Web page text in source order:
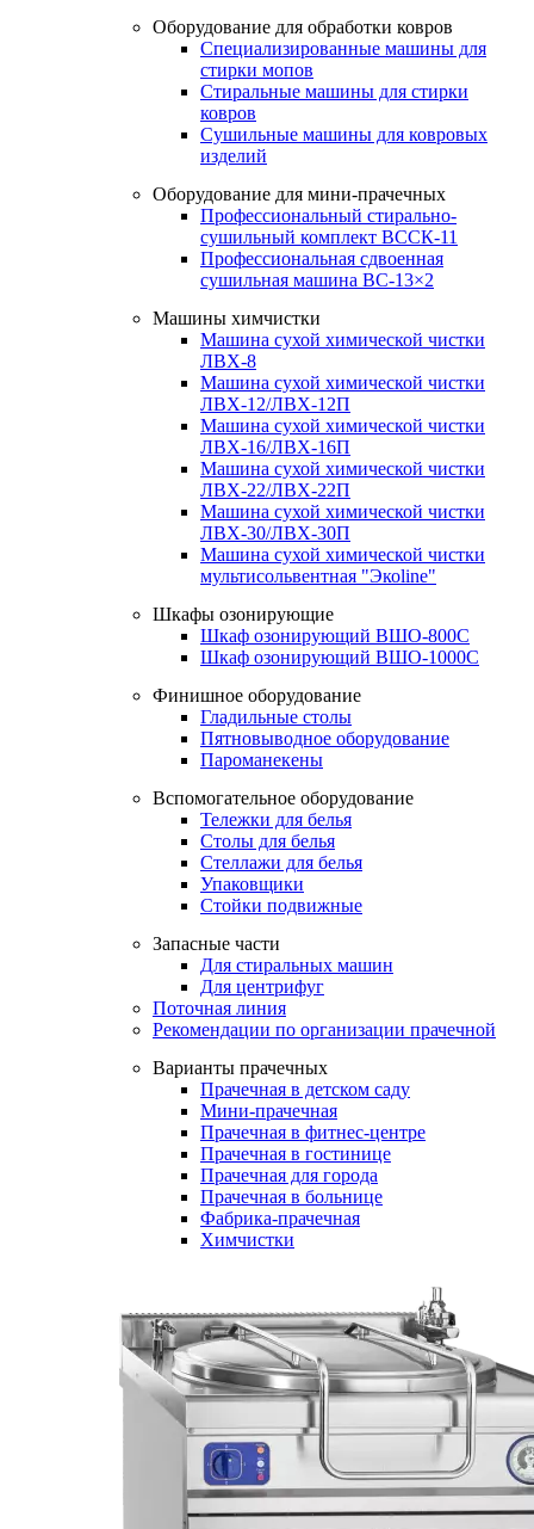
Оборудование для обработки ковров
Специализированные машины для
стирки мопов
Стиральные машины для стирки
ковров
Сушильные машины для ковровых
изделий
Оборудование для мини-прачечных
Профессиональный стирально-
сушильный комплект ВССК-11
Профессиональная сдвоенная
сушильная машина ВС-13×2
Машины химчистки
Машина сухой химической чистки
ЛВХ-8
Машина сухой химической чистки
ЛВХ-12/ЛВХ-12П
Машина сухой химической чистки
ЛВХ-16/ЛВХ-16П
Машина сухой химической чистки
ЛВХ-22/ЛВХ-22П
Машина сухой химической чистки
ЛВХ-30/ЛВХ-30П
Машина сухой химической чистки
мультисольвентная "Экоline"
Шкафы озонирующие
Шкаф озонирующий ВШО-800С
Шкаф озонирующий ВШО-1000С
Финишное оборудование
Гладильные столы
Пятновыводное оборудование
Пароманекены
Вспомогательное оборудование
Тележки для белья
Столы для белья
Стеллажи для белья
Упаковщики
Стойки подвижные
Запасные части
Для стиральных машин
Для центрифуг
Поточная линия
Рекомендации по организации прачечной
Варианты прачечных
Прачечная в детском саду
Мини-прачечная
Прачечная в фитнес-центре
Прачечная в гостинице
Прачечная для города
Прачечная в больнице
Фабрика-прачечная
Химчистки